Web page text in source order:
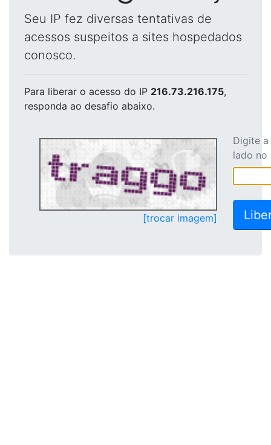
Seu IP fez diversas tentativas de
acessos suspeitos a sites hospedados
conosco.
Para liberar o acesso do IP 216.73.216.175,
responda ao desafio abaixo.
[trocar imagem]
Digite
lado no